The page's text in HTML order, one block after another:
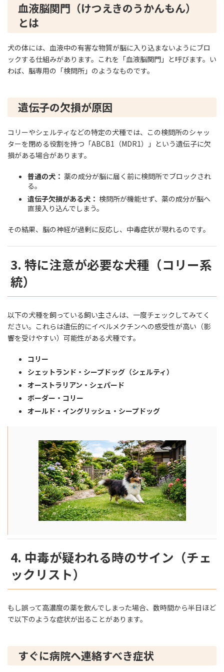
血液脳関門（けつえきのうかんもん）
とは
犬の体には、血液中の有害な物質が脳に入り込まないようにブロ
ックする仕組みがあります。これを「血液脳関門」と呼びます。い
わば、脳専用の「検問所」のようなものです。
遺伝子の欠損が原因
コリーやシェルティなどの特定の犬種では、この検問所のシャッ
ターを閉める役割を持つ「ABCB1（MDR1）」という遺伝子に欠
損がある場合があります。
普通の犬： 薬の成分が脳に届く前に検問所でブロックされ
る。
遺伝子欠損がある犬： 検問所が機能せず、薬の成分が脳へ
直接入り込んでしまう。
その結果、脳の神経が過剰に反応し、中毒症状が現れるのです。
3. 特に注意が必要な犬種（コリー系
統）
以下の犬種を飼っている飼い主さんは、一度チェックしてみてく
ださい。これらは遺伝的にイベルメクチンへの感受性が高い（影
響を受けやすい）可能性がある犬種です。
コリー
シェットランド・シープドッグ（シェルティ）
オーストラリアン・シェパード
ボーダー・コリー
オールド・イングリッシュ・シープドッグ
4. 中毒が疑われる時のサイン（チェ
ックリスト）
もし誤って高濃度の薬を飲んでしまった場合、数時間から半日ほど
で以下のような症状が出ることがあります。
すぐに病院へ連絡すべき症状